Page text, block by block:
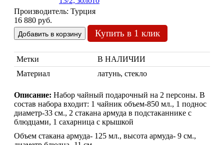
Люстры для мечети
Фонари
Абажуры
МЕБЕЛЬ
Диваны и кресла
Комоды и тумбы
Пуфы и стулья
Шкафы
Ширмы
Обеденные группы
Спальня Марокко
Уход за мебелью
ДЛЯ
Производитель: Турция
16 880 руб.
Купить в 1 клик
Метки
В НАЛИЧИИ
Материал
латунь, стекло
Описание: Набор чайный подарочный на 2 персоны. В
состав набора входит: 1 чайник объем-850 мл., 1 поднос
диаметр-33 см., 2 стакана армуда в подстаканнике с
блюдцами, 1 сахарница с крышкой
Объем стакана армуда- 125 мл., высота армуда- 9 см.,